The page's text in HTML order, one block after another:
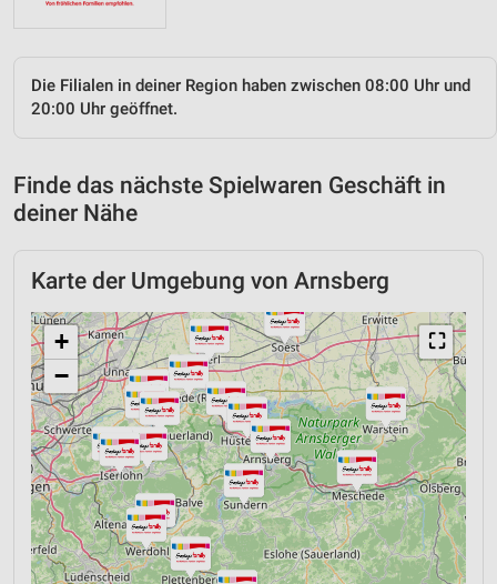
Die Filialen in deiner Region haben zwischen 08:00 Uhr und
20:00 Uhr geöffnet.
Finde das nächste Spielwaren Geschäft in
deiner Nähe
Karte der Umgebung von Arnsberg
⛶
+
−